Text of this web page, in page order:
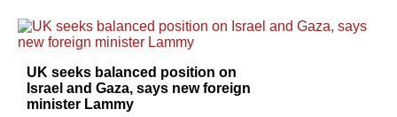
UK seeks balanced position on
Israel and Gaza, says new foreign
minister Lammy